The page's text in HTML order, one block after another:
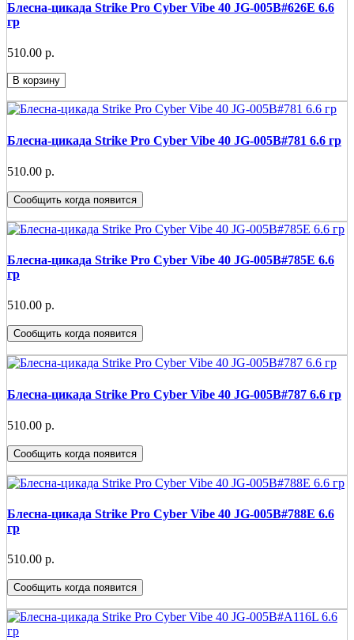
Блесна-цикада Strike Pro Cyber Vibe 40 JG-005B#626E 6.6
гр
510.00 р.
В корзину
Блесна-цикада Strike Pro Cyber Vibe 40 JG-005B#781 6.6 гр
510.00 р.
Сообщить когда появится
Блесна-цикада Strike Pro Cyber Vibe 40 JG-005B#785E 6.6
гр
510.00 р.
Сообщить когда появится
Блесна-цикада Strike Pro Cyber Vibe 40 JG-005B#787 6.6 гр
510.00 р.
Сообщить когда появится
Блесна-цикада Strike Pro Cyber Vibe 40 JG-005B#788E 6.6
гр
510.00 р.
Сообщить когда появится